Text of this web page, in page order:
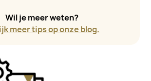
Wil je meer weten?
meer tips op onze blog.